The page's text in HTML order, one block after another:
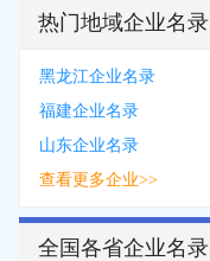
热门地域企业名录
黑龙江企业名录
福建企业名录
山东企业名录
查看更多企业>>
全国各省企业名录